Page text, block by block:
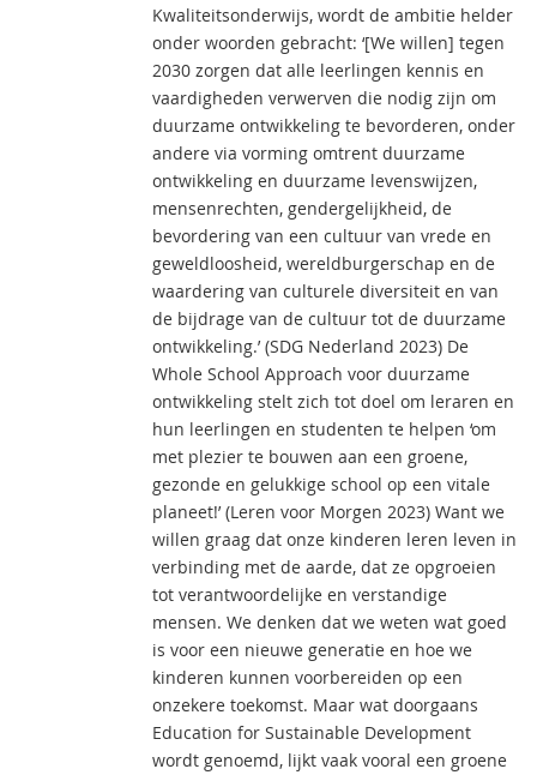
Kwaliteitsonderwijs, wordt de ambitie helder
onder woorden gebracht: ‘[We willen] tegen
2030 zorgen dat alle leerlingen kennis en
vaardigheden verwerven die nodig zijn om
duurzame ontwikkeling te bevorderen, onder
andere via vorming omtrent duurzame
ontwikkeling en duurzame levenswijzen,
mensenrechten, gendergelijkheid, de
bevordering van een cultuur van vrede en
geweldloosheid, wereldburgerschap en de
waardering van culturele diversiteit en van
de bijdrage van de cultuur tot de duurzame
ontwikkeling.’ (SDG Nederland 2023) De
Whole School Approach voor duurzame
ontwikkeling stelt zich tot doel om leraren en
hun leerlingen en studenten te helpen ‘om
met plezier te bouwen aan een groene,
gezonde en gelukkige school op een vitale
planeet!’ (Leren voor Morgen 2023) Want we
willen graag dat onze kinderen leren leven in
verbinding met de aarde, dat ze opgroeien
tot verantwoordelijke en verstandige
mensen. We denken dat we weten wat goed
is voor een nieuwe generatie en hoe we
kinderen kunnen voorbereiden op een
onzekere toekomst. Maar wat doorgaans
Education for Sustainable Development
wordt genoemd, lijkt vaak vooral een groene